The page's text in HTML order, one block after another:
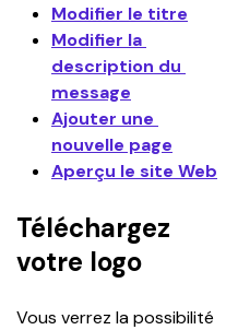
Modifier le titre
Modifier la
description du
message
Ajouter une
nouvelle page
Aperçu le site Web
Téléchargez
votre logo
Vous verrez la possibilité